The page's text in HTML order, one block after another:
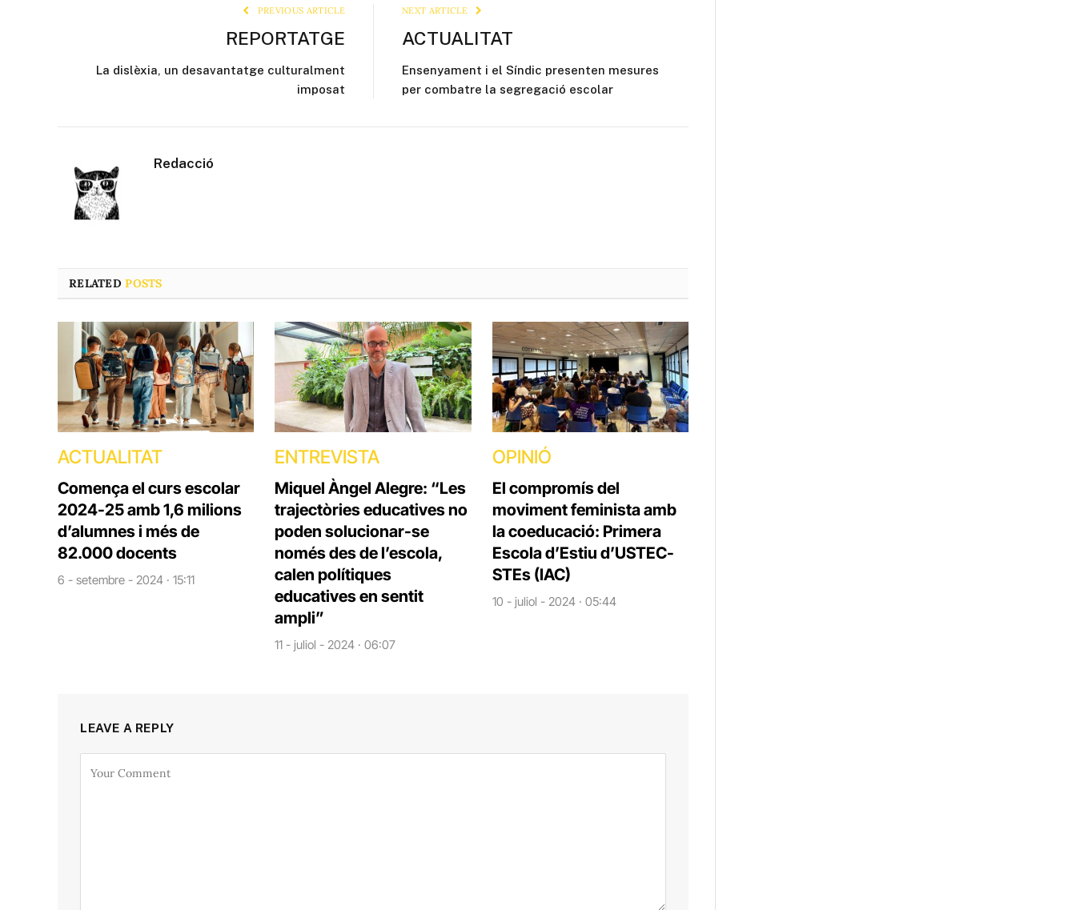
PREVIOUS ARTICLE
REPORTATGE
La dislèxia, un desavantatge culturalment
imposat
NEXT ARTICLE
ACTUALITAT
Ensenyament i el Síndic presenten mesures
per combatre la segregació escolar
Redacció
RELATEDPOSTS
ACTUALITAT
Comença el curs escolar
2024-25 amb 1,6 milions
d’alumnes i més de
82.000 docents
6 - setembre - 2024 · 15:11
ENTREVISTA
Miquel Àngel Alegre: “Les
trajectòries educatives no
poden solucionar-se
només des de l’escola,
calen polítiques
educatives en sentit
ampli”
11 - juliol - 2024 · 06:07
OPINIÓ
El compromís del
moviment feminista amb
la coeducació: Primera
Escola d’Estiu d’USTEC-
STEs (IAC)
10 - juliol - 2024 · 05:44
LEAVE A REPLY